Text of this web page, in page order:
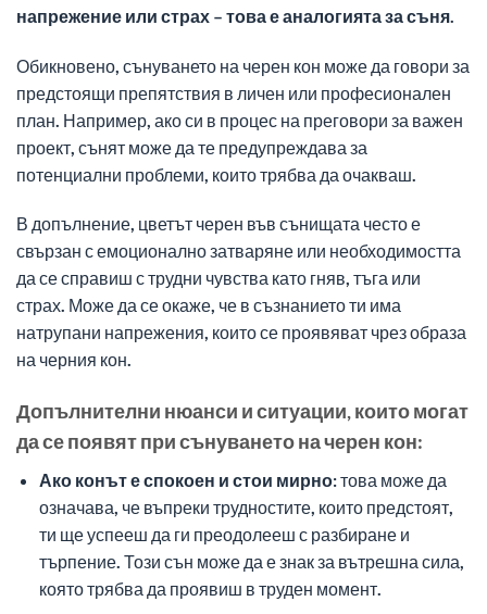
напрежение или страх – това е аналогията за съня.
Обикновено, сънуването на черен кон може да говори за
предстоящи препятствия в личен или професионален
план. Например, ако си в процес на преговори за важен
проект, сънят може да те предупреждава за
потенциални проблеми, които трябва да очакваш.
В допълнение, цветът черен във сънищата често е
свързан с емоционално затваряне или необходимостта
да се справиш с трудни чувства като гняв, тъга или
страх. Може да се окаже, че в съзнанието ти има
натрупани напрежения, които се проявяват чрез образа
на черния кон.
Допълнителни нюанси и ситуации, които могат
да се появят при сънуването на черен кон:
Ако конът е спокоен и стои мирно:това може да
означава, че въпреки трудностите, които предстоят,
ти ще успееш да ги преодолееш с разбиране и
търпение. Този сън може да е знак за вътрешна сила,
която трябва да проявиш в труден момент.